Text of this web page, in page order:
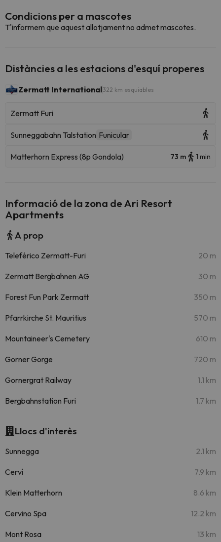
Condicions per a mascotes
T'informem que aquest allotjament no admet mascotes.
Distàncies a les estacions d'esquí properes
Zermatt International322 km esquiables
Zermatt Furi
Sunneggabahn Talstation Funicular
Matterhorn Express (8p Gondola) 73 m 1 min
Informació de la zona de Ari Resort
Apartments
A prop
Teleférico Zermatt-Furi 20 m
Zermatt Bergbahnen AG 30 m
Forest Fun Park Zermatt 350 m
Pfarrkirche St. Mauritius 570 m
Mountaineer's Cemetery 610 m
Gorner Gorge 720 m
Gornergrat Railway 1.1 km
Bergbahnstation Furi 1.7 km
Llocs d'interès
Sunnegga 2.1 km
Cerví 7.9 km
Klein Matterhorn 8.6 km
Cervino Spa 12.2 km
Mont Rosa 13 km